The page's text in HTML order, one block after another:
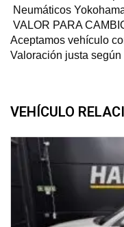
Neumáticos
VALOR PARA
Aceptamos vehículo
Valoración justa según
VEHÍCULO